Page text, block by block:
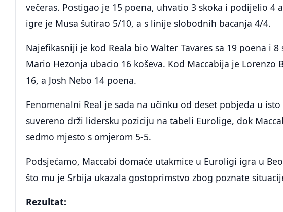
večeras. Postigao je 15 poena, uhvatio 3 skoka i podijelio 4
igre je Musa šutirao 5/10, a s linije slobodnih bacanja 4/4.
Najefikasniji je kod Reala bio Walter Tavares sa 19 poena i 8
Mario Hezonja ubacio 16 koševa. Kod Maccabija je Lorenzo
16, a Josh Nebo 14 poena.
Fenomenalni Real je sada na učinku od deset pobjeda u
suvereno drži lidersku poziciju na tabeli Eurolige, dok
sedmo mjesto s omjerom 5-5.
Podsjećamo, Maccabi domaće utakmice u Euroligi igra u
što mu je Srbija ukazala gostoprimstvo zbog poznate
Rezultat: